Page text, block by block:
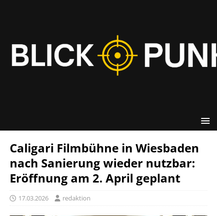
Caligari Filmbühne in Wiesbaden
nach Sanierung wieder nutzbar:
Eröffnung am 2. April geplant
17.03.2026 redaktion